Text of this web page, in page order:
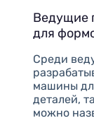
Ведущие
для
Среди
машины
деталей,
можно